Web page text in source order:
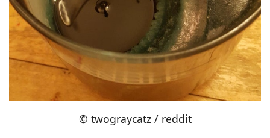
© twograycatz / reddit